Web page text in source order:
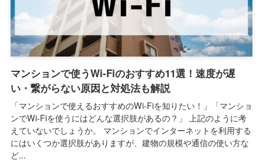
マンションで使うWi-Fiのおすすめ11選！速度が遅
い・繋がらない原因と対処法も解説
「マンションで使えるおすすめのWi-Fiを知りたい！」「マンショ
ンでWi-Fiを使うにはどんな選択肢があるの？」 上記のように考
えていないでしょうか。 マンションでインターネットを利用する
にはいくつか選択肢がありますが、建物の規模や通信の使い方な
ど...